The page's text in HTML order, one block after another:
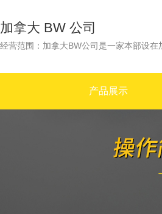
加拿大 BW 公司
产品展示